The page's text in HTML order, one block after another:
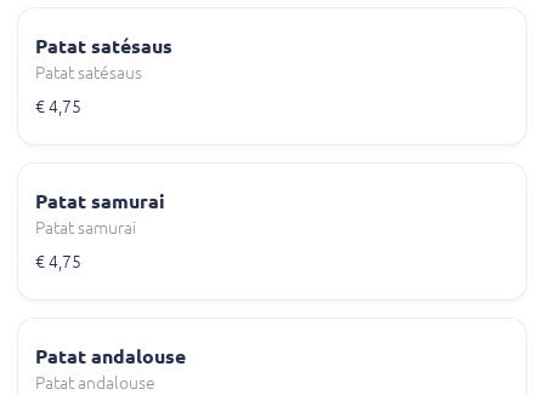
Patat satésaus
Patat satésaus
€ 4,75
Patat samurai
Patat samurai
€ 4,75
Patat andalouse
Patat andalouse